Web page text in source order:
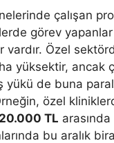
çalışan
görev yapanlar
vardır. Özel
yüksektir, ancak
yükü de buna
özel
20.000 TL
bu aralık